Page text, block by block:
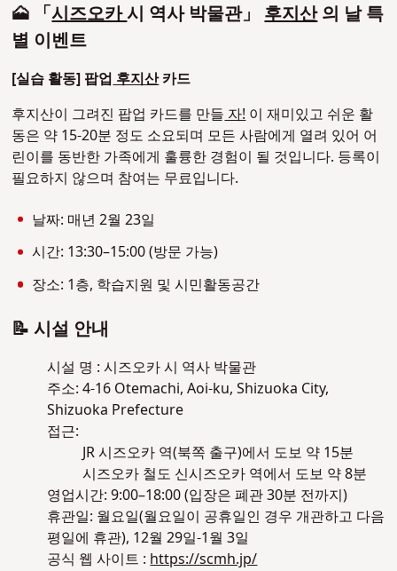
🗻 「시즈오카시 역사 박물관」후지산의 날 특
별 이벤트
[실습 활동] 팝업후지산카드
후지산이 그려진 팝업 카드를 만들자!이 재미있고 쉬운 활
동은 약 15-20분 정도 소요되며 모든 사람에게 열려 있어 어
린이를 동반한 가족에게 훌륭한 경험이 될 것입니다. 등록이
필요하지 않으며 참여는 무료입니다.
날짜: 매년 2월 23일
시간: 13:30–15:00 (방문 가능)
장소: 1층, 학습지원 및 시민활동공간
📝 시설 안내
시설 명 : 시즈오카 시 역사 박물관
주소: 4-16 Otemachi, Aoi-ku, Shizuoka City,
Shizuoka Prefecture
접근:
JR 시즈오카 역(북쪽 출구)에서 도보 약 15분
시즈오카 철도 신시즈오카 역에서 도보 약 8분
영업시간: 9:00–18:00 (입장은 폐관 30분 전까지)
휴관일: 월요일(월요일이 공휴일인 경우 개관하고 다음
평일에 휴관), 12월 29일-1월 3일
공식 웹 사이트 : https://scmh.jp/